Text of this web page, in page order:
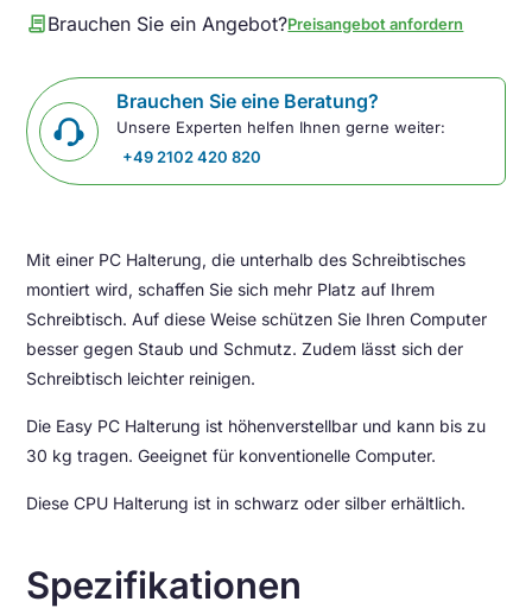
contractBrauchen Sie ein Angebot?Preisangebot anfordern
Brauchen Sie eine Beratung?
Unsere Experten helfen Ihnen gerne weiter:
+49 2102 420 820
Mit einer PC Halterung, die unterhalb des Schreibtisches
montiert wird, schaffen Sie sich mehr Platz auf Ihrem
Schreibtisch. Auf diese Weise schützen Sie Ihren Computer
besser gegen Staub und Schmutz. Zudem lässt sich der
Schreibtisch leichter reinigen.
Die Easy PC Halterung ist höhenverstellbar und kann bis zu
30 kg tragen. Geeignet für konventionelle Computer.
Diese CPU Halterung ist in schwarz oder silber erhältlich.
Spezifikationen